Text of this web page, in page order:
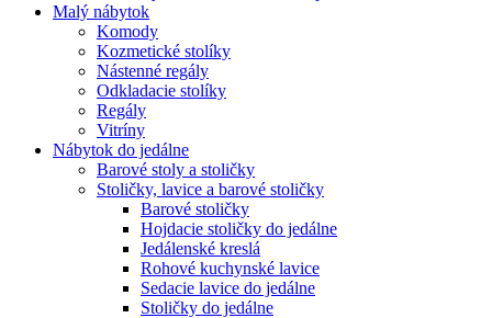
Malý nábytok
Komody
Kozmetické stolíky
Nástenné regály
Odkladacie stolíky
Regály
Vitríny
Nábytok do jedálne
Barové stoly a stoličky
Stoličky, lavice a barové stoličky
Barové stoličky
Hojdacie stoličky do jedálne
Jedálenské kreslá
Rohové kuchynské lavice
Sedacie lavice do jedálne
Stoličky do jedálne